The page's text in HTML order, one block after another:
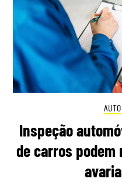
AUTO
Inspeção
de carros podem